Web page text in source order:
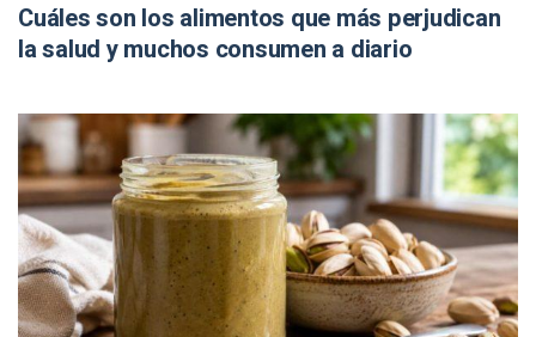
Cuáles son los alimentos que más perjudican
la salud y muchos consumen a diario